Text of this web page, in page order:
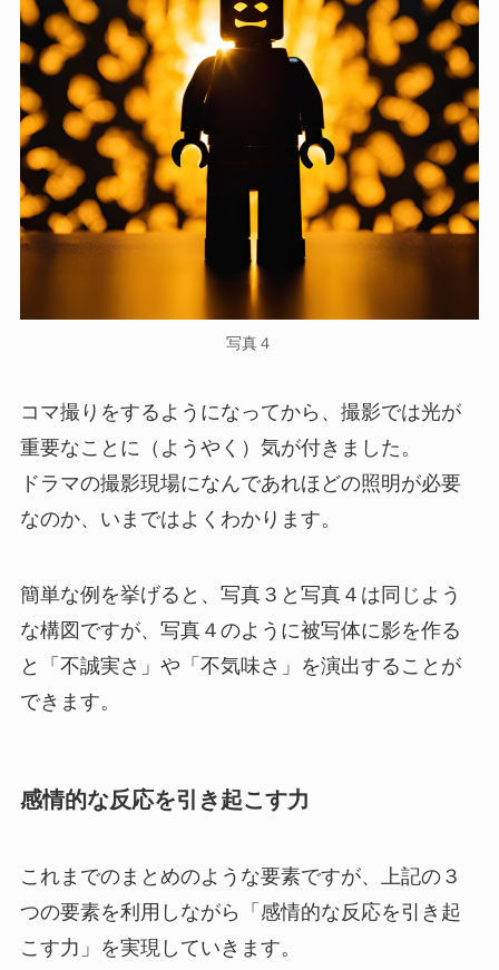
写真４
コマ撮りをするようになってから、撮影では光が
重要なことに（ようやく）気が付きました。
ドラマの撮影現場になんであれほどの照明が必要
なのか、いまではよくわかります。
簡単な例を挙げると、写真３と写真４は同じよう
な構図ですが、写真４のように被写体に影を作る
と「不誠実さ」や「不気味さ」を演出することが
できます。
感情的な反応を引き起こす力
これまでのまとめのような要素ですが、上記の３
つの要素を利用しながら「感情的な反応を引き起
こす力」を実現していきます。